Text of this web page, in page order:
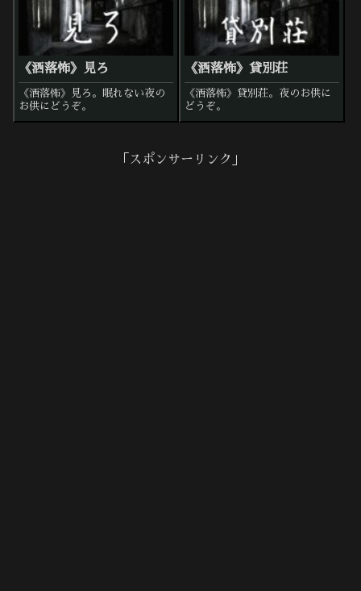
《洒落怖》見ろ
《洒落怖》見ろ。眠れない夜の
お供にどうぞ。
《洒落怖》貸別荘
《洒落怖》貸別荘。夜のお供に
どうぞ。
「スポンサーリンク」